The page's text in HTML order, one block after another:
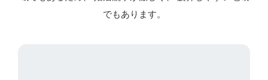
でもあります。